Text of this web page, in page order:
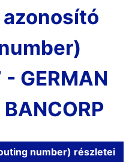
GERMAN
number) részletei